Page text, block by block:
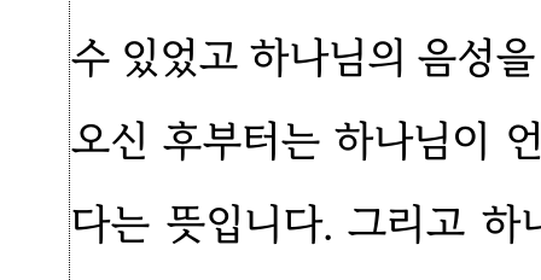
수 있었고 하나님의 음성
오신 후부터는 하나님이
다는 뜻입니다. 그리고